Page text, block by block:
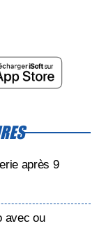
après 9
avec ou